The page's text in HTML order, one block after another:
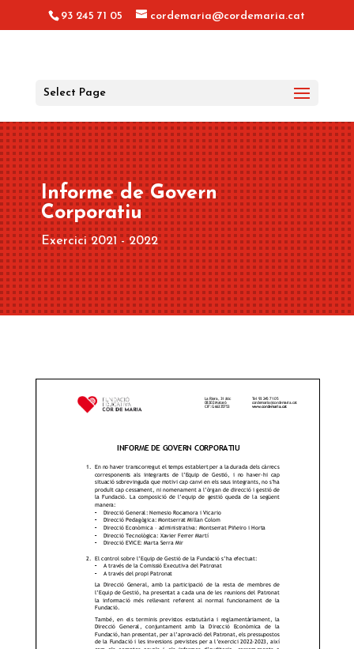
93 245 71 05 cordemaria@cordemaria.cat
Select Page
Informe de Govern
Corporatiu
Exercici 2021 - 2022